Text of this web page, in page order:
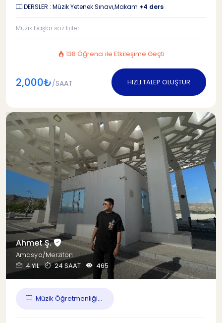
DERSLER : Müzik Yetenek Sınavı,Makam +4 ders
Müzik başlar söz biter
138 Öğrenci ile Etkileşime Geçti
2,000₺/SAAT HIZLI TALEP OLUŞTUR
Ahmet Ş.
Amasya/Merzifon
4 YIL
24 SAAT 465
Müzik Öğretmenliği...